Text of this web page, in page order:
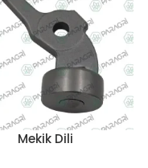
Mekik Dili